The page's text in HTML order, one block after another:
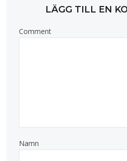
LÄGG TILL EN
Comment
Namn